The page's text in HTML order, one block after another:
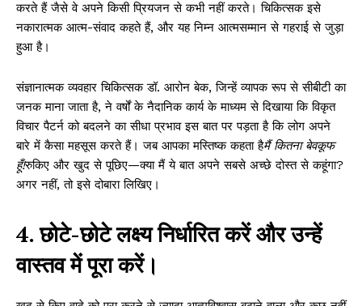
करते हैं जैसे वे अपने किसी प्रियजन से कभी नहीं करते। चिकित्सक इसे
नकारात्मक आत्म-संवाद कहते हैं, और यह निम्न आत्मसम्मान से गहराई से जुड़ा
हुआ है।
संज्ञानात्मक व्यवहार चिकित्सक डॉ. आरोन बेक, जिन्हें व्यापक रूप से सीबीटी का
जनक माना जाता है, ने वर्षों के नैदानिक ​​कार्य के माध्यम से दिखाया कि विकृत
विचार पैटर्न को बदलने का सीधा प्रभाव इस बात पर पड़ता है कि लोग अपने
बारे में कैसा महसूस करते हैं। जब आपका मस्तिष्क कहता हैमैं कितना बेवकूफ
हूँ!रुकिए और खुद से पूछिए—क्या मैं ये बात अपने सबसे अच्छे दोस्त से कहूंगा?
अगर नहीं, तो इसे दोबारा लिखिए।
4. छोटे-छोटे लक्ष्य निर्धारित करें और उन्हें
वास्तव में पूरा करें।